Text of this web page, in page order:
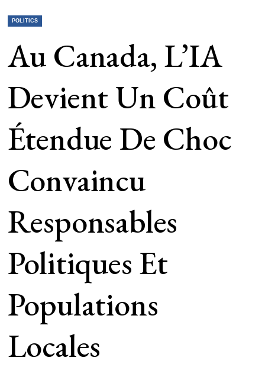
POLITICS
Au Canada, L’IA
Devient Un Coût
Étendue De Choc
Convaincu
Responsables
Politiques Et
Populations
Locales